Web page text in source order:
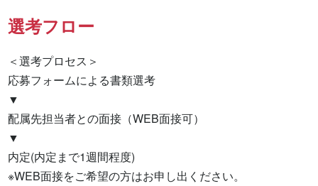
選考フロー
＜選考プロセス＞
応募フォームによる書類選考
▼
配属先担当者との面接（WEB面接可）
▼
内定(内定まで1週間程度)
※WEB面接をご希望の方はお申し出ください。